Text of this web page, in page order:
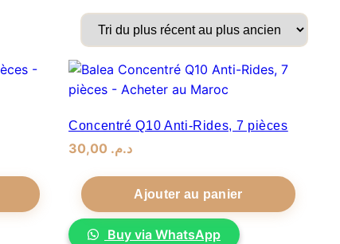
Concentré Q10 Anti-Rides, 7 pièces
د.م.
Ajouter au panier
Buy via WhatsApp